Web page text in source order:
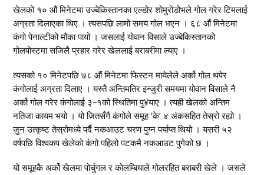
खेलको १० औं मिनेटमा उज्बेकिस्तानका एल्डोर शोमुरोडोभले गोल गरेर टिमलाई
अग्रता दिलाएका थिए । त्यसपछि लामो समय गोल भएन । ६८ औं मिनेटमा
कंगो पेनाल्टीको मौका पायो । जसलाई योवान विसाले उज्बेकिस्तानको
गोलपोस्टमा सजिलै प्रहार गरेर खेललाई बराबरीमा ल्याए ।
त्यसको १० मिनेटपछि ७८ औं मिनेटमा फिस्टन मायेलेले अर्को गोल थपेर
कंगोलाई अग्रता दिलाए । यस्तै अन्तिमतिर इन्जुरी समयमा योवान विसाले नै
अर्को गोल गरेर कंगोलाई ३–१को स्थितिमा पु¥याए । त्यही खेलको अन्तिम
नतिजा कायम भयो । यो जितसँगै कंगोले समूह ‘के’ ४ अंकसहित तेस्रो रह्यो ।
जुन उत्कृष्ट तेस्रोमध्ये पर्दै नकआउट चरण पुग्न पर्याप्त थियो । यसरी ५२
वर्षपछि विश्वकप खेलेको कंगो पहिलो पटकमै नकआउट पुगेको छ ।
यो समूहकै अर्को खेलमा पोर्चुगल र कोलम्बियाले गोलरहित बराबरी खेले । जसले